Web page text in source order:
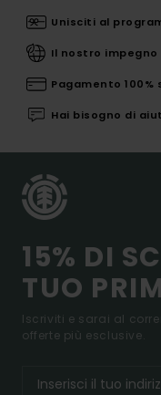
Unisciti al
Il nostro impegno
Pagamento 100%
Hai bisogno di
15% DI
TUO
Iscriviti e sarai al
offerte più esclusive.